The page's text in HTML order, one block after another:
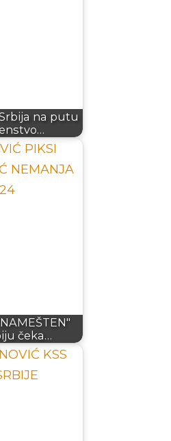
na putu
čeka…